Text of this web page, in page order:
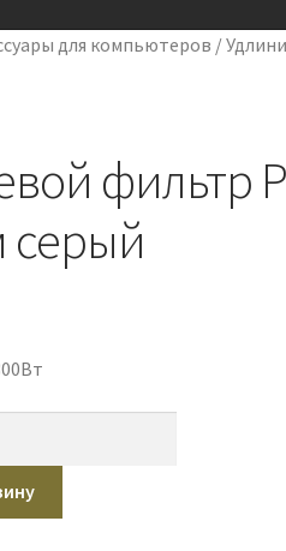
для компьютеров /
фильтр
серый